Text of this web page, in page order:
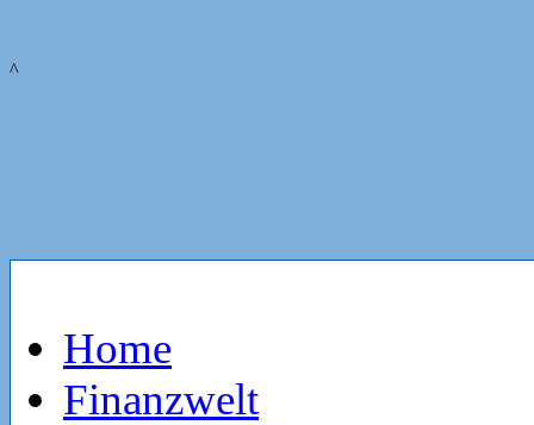
^
Home
Finanzwelt